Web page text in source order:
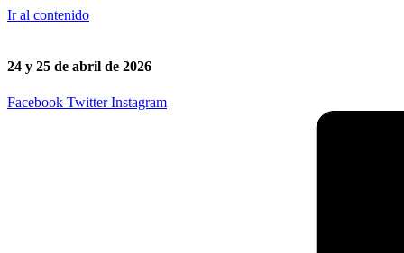
Ir al contenido
24 y 25 de abril de 2026
Facebook Twitter Instagram